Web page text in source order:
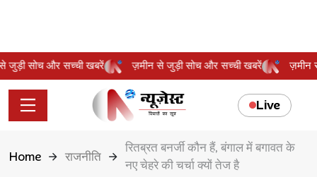
से जुड़ी सोच और सच्ची खबरें ज़मीन से जुड़ी सोच और सच्ची खबरें
Live
Home राजनीति
रितब्रत बनर्जी कौन हैं, बंगाल में बगावत के
नए चेहरे की चर्चा क्यों तेज है